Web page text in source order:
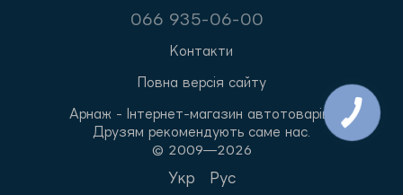
066 935-06-00
Контакти
Повна версія сайту
Арнаж - Інтернет-магазин автотоварів.
Друзям рекомендують саме нас.
© 2009—2026
Укр Рус